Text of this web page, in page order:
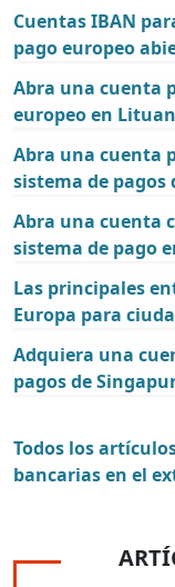
Cuentas IBAN
pago europeo
Abra una cuenta
europeo en
Abra una cuenta
sistema de pagos
Abra una cuenta
sistema de pago
Las principales
Europa para
Adquiera una
pagos de
Todos los
bancarias en el